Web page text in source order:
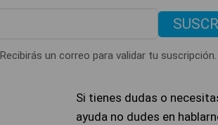
Recibirás un correo para validar tu suscripción.
Si tienes dudas o
ayuda no dudes en